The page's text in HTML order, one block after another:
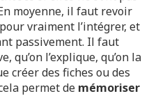
moyenne, il faut revoir
vraiment l’intégrer, et
passivement. Il faut
qu’on l’explique, qu’on la
créer des fiches ou des
permet de mémoriser